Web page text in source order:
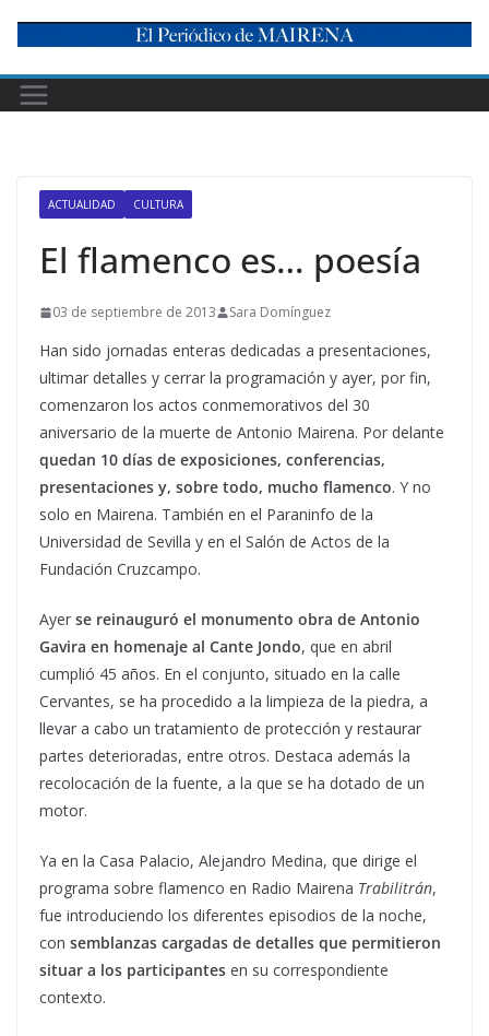
content
ACTUALIDAD CULTURA
El flamenco es… poesía
03 de septiembre de 2013 Sara Domínguez
Han sido jornadas enteras dedicadas a presentaciones,
ultimar detalles y cerrar la programación y ayer, por fin,
comenzaron los actos conmemorativos del 30
aniversario de la muerte de Antonio Mairena. Por delante
quedan 10 días de exposiciones, conferencias,
presentaciones y, sobre todo, mucho flamenco. Y no
solo en Mairena. También en el Paraninfo de la
Universidad de Sevilla y en el Salón de Actos de la
Fundación Cruzcampo.
Ayer se reinauguró el monumento obra de Antonio
Gavira en homenaje al Cante Jondo, que en abril
cumplió 45 años. En el conjunto, situado en la calle
Cervantes, se ha procedido a la limpieza de la piedra, a
llevar a cabo un tratamiento de protección y restaurar
partes deterioradas, entre otros. Destaca además la
recolocación de la fuente, a la que se ha dotado de un
motor.
Ya en la Casa Palacio, Alejandro Medina, que dirige el
programa sobre flamenco en Radio Mairena Trabilitrán,
fue introduciendo los diferentes episodios de la noche,
con semblanzas cargadas de detalles que permitieron
situar a los participantes en su correspondiente
contexto.